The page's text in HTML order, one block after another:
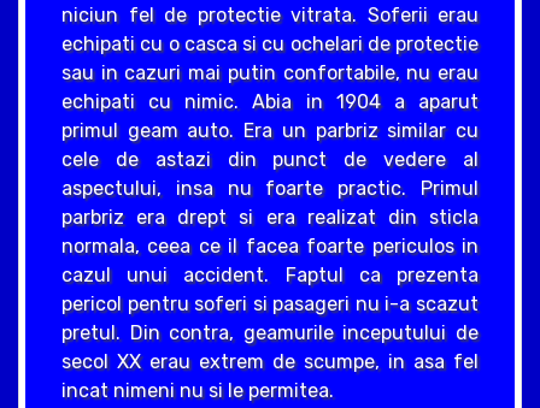
niciun fel de protectie vitrata. Soferii erau
echipati cu o casca si cu ochelari de protectie
sau in cazuri mai putin confortabile, nu erau
echipati cu nimic. Abia in 1904 a aparut
primul geam auto. Era un parbriz similar cu
cele de astazi din punct de vedere al
aspectului, insa nu foarte practic. Primul
parbriz era drept si era realizat din sticla
normala, ceea ce il facea foarte periculos in
cazul unui accident. Faptul ca prezenta
pericol pentru soferi si pasageri nu i-a scazut
pretul. Din contra, geamurile inceputului de
secol XX erau extrem de scumpe, in asa fel
incat nimeni nu si le permitea.